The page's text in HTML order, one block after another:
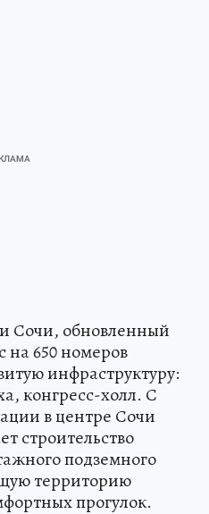
Сочи, обновленный
на 650 номеров
инфраструктуру:
конгресс-холл. С
в центре Сочи
строительство
подземного
территорию
прогулок.